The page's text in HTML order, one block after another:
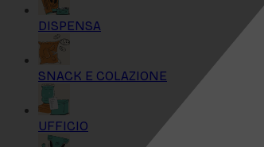
DISPENSA
SNACK E COLAZIONE
UFFICIO